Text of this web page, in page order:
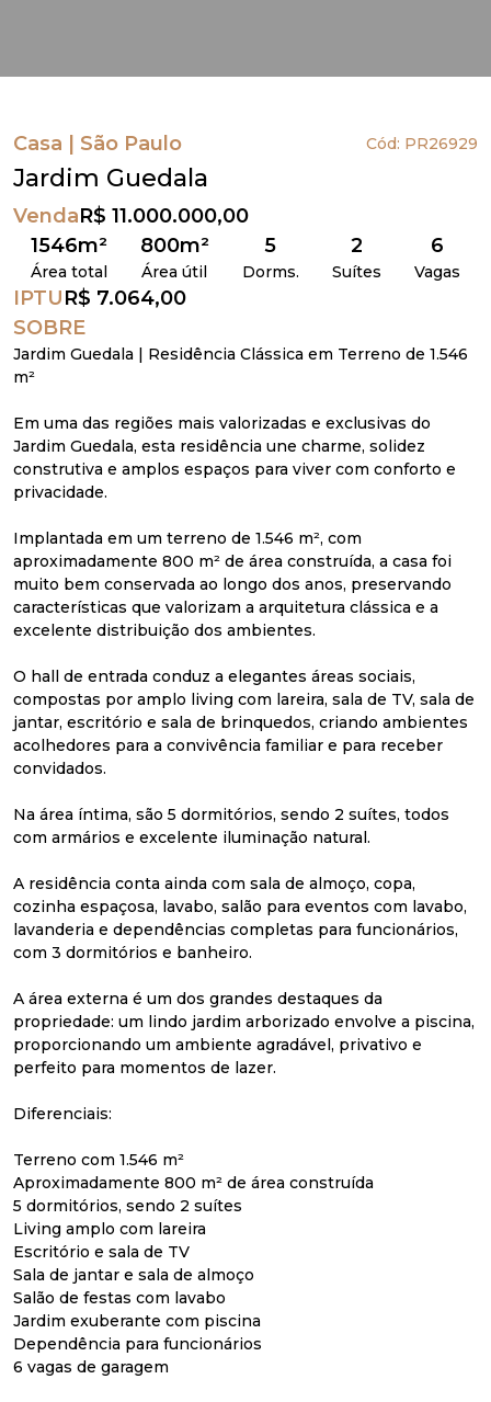
Casa | São Paulo Cód: PR26929
Jardim Guedala
VendaR$ 11.000.000,00
1546m²
Área total
800m²
Área útil
5
Dorms.
2
Suítes
6
Vagas
IPTUR$ 7.064,00
SOBRE
Jardim Guedala | Residência Clássica em Terreno de 1.546
m²
Em uma das regiões mais valorizadas e exclusivas do
Jardim Guedala, esta residência une charme, solidez
construtiva e amplos espaços para viver com conforto e
privacidade.
Implantada em um terreno de 1.546 m², com
aproximadamente 800 m² de área construída, a casa foi
muito bem conservada ao longo dos anos, preservando
características que valorizam a arquitetura clássica e a
excelente distribuição dos ambientes.
O hall de entrada conduz a elegantes áreas sociais,
compostas por amplo living com lareira, sala de TV, sala de
jantar, escritório e sala de brinquedos, criando ambientes
acolhedores para a convivência familiar e para receber
convidados.
Na área íntima, são 5 dormitórios, sendo 2 suítes, todos
com armários e excelente iluminação natural.
A residência conta ainda com sala de almoço, copa,
cozinha espaçosa, lavabo, salão para eventos com lavabo,
lavanderia e dependências completas para funcionários,
com 3 dormitórios e banheiro.
A área externa é um dos grandes destaques da
propriedade: um lindo jardim arborizado envolve a piscina,
proporcionando um ambiente agradável, privativo e
perfeito para momentos de lazer.
Diferenciais:
Terreno com 1.546 m²
Aproximadamente 800 m² de área construída
5 dormitórios, sendo 2 suítes
Living amplo com lareira
Escritório e sala de TV
Sala de jantar e sala de almoço
Salão de festas com lavabo
Jardim exuberante com piscina
Dependência para funcionários
6 vagas de garagem